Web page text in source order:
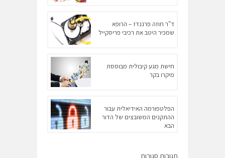
ד"ר חוזה פרננדז – הרופא
שמכיר היטב את רכיבי פריסקייל
חישת מגע קיבולית מבוססת
מיקרו בקר
הפלטפורמה האידיאלית עבור
ההתקנים המשובצים של הדור
הבא
תגובות סגורות